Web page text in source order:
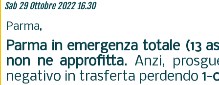
Sab 29 Ottobre 2022 16.30
Parma,
Parma in emergenza totale (13
non ne approfitta. Anzi,
negativo in trasferta perdendo 1-